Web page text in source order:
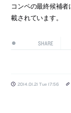
コンペの最終候補
載されています。
SHARE
2014.01.21 Tue 17:56